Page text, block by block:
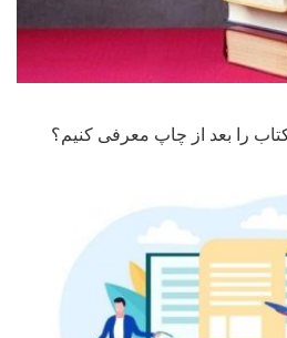
را بعد از چاپ معرفی کنیم؟